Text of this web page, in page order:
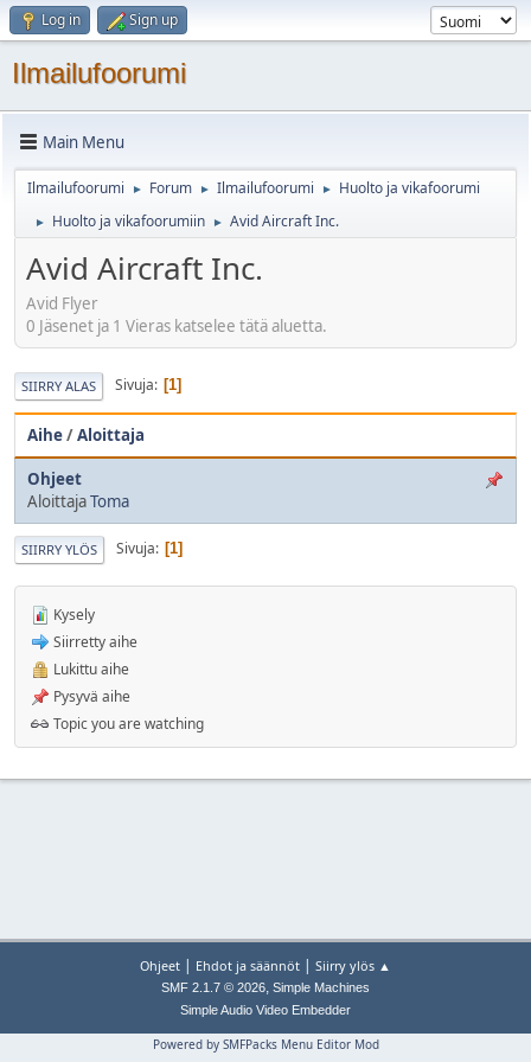
Log in Sign up
Ilmailufoorumi
Main Menu
Ilmailufoorumi ► Forum ► Ilmailufoorumi ► Huolto ja vikafoorumi
► Huolto ja vikafoorumiin ► Avid Aircraft Inc.
Avid Aircraft Inc.
Avid Flyer
0 Jäsenet ja 1 Vieras katselee tätä aluetta.
SIIRRY ALAS Sivuja 1
Aihe/Aloittaja
Ohjeet
AloittajaToma
SIIRRY YLÖS Sivuja 1
Kysely
Siirretty aihe
Lukittu aihe
Pysyvä aihe
Topic you are watching
Ohjeet | Ehdot ja säännöt | Siirry ylös ▲
SMF 2.1.7 © 2026, Simple Machines
Simple Audio Video Embedder
Powered by SMFPacks Menu Editor Mod